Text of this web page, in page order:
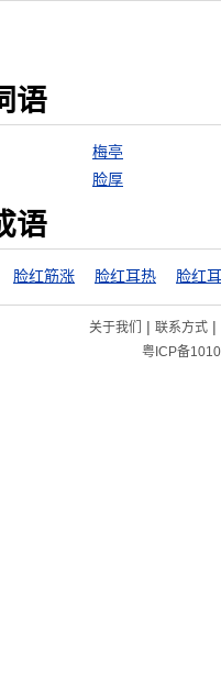
语
梅亭
脸厚
语
脸红筋涨 脸红耳热 脸红
关于我们 | 联系方式|
粤ICP备